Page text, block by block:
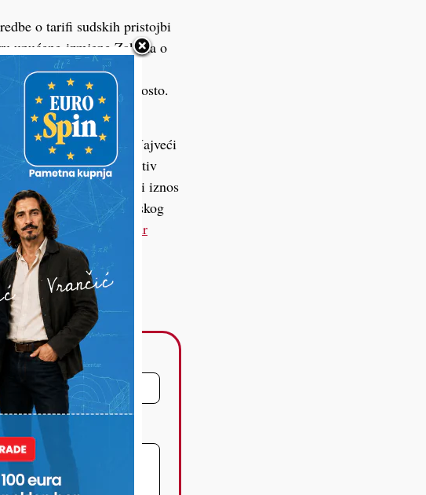
o tarifi sudskih pristojbi
upućene izmjene Zakona o
da je tarife sudskih
od 13,04 do 151,26 posto.
u parničnom predmetu
na 150, sa 76 eura. Najveći
protutužbu, prigovor protiv
663. Najmanji iznos
ili prijepisa iz sudskog
euro, prenosi poslovni.hr